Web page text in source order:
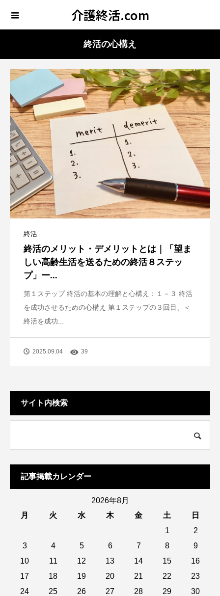
介護終活.com
終活の心構え
終活
終活のメリット・デメリットとは｜「望ま
しい高齢生活を送るための終活８ステッ
プ」ー...
第１ステップ 終活の基本の理解と心構え：１－３ 終活
を成功させるための心構え 第１ステップの３回目、＜
終活を成功...
2025.09.04 39
サイト内検索
記事掲載カレンダー
2026年8月
月
火 水 木 金 土
日
1
2
3
4 5 6 7 8
9
10
11 12 13 14 15
16
17
18 19 20 21 22
23
24
25 26 27 28 29
30